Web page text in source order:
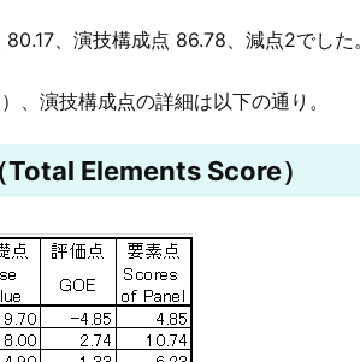
、演技構成点 86.78、減点2でした。
、演技構成点の詳細は以下の通り。
Total Elements Score）